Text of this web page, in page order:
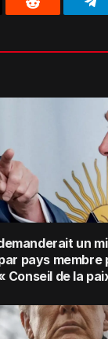
Reddit
un
pays membre
Conseil de la